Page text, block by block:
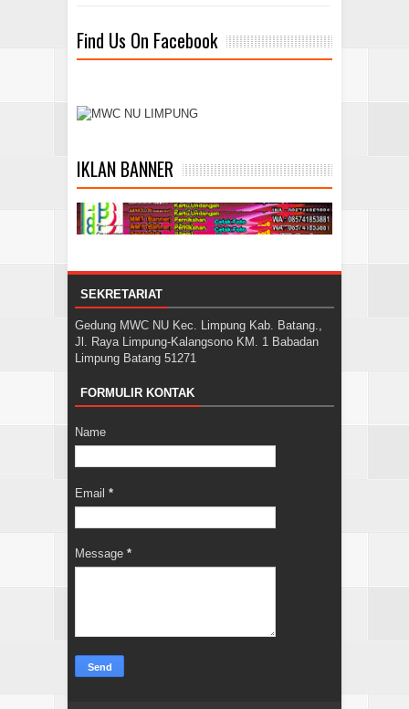
Find Us On Facebook
IKLAN BANNER
SEKRETARIAT
Gedung MWC NU Kec. Limpung Kab. Batang.,
Jl. Raya Limpung-Kalangsono KM. 1 Babadan
Limpung Batang 51271
FORMULIR KONTAK
Name
Email *
Message *